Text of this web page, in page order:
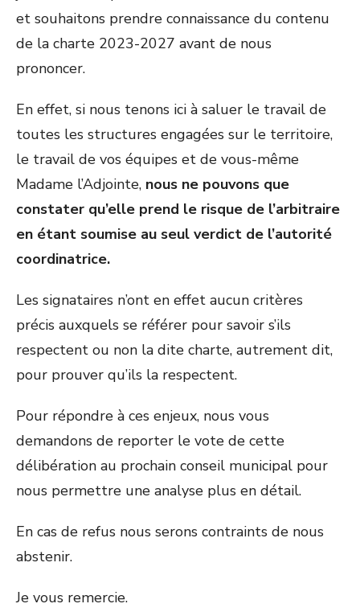
et souhaitons prendre connaissance du contenu
de la charte 2023-2027 avant de nous
prononcer.
En effet, si nous tenons ici à saluer le travail de
toutes les structures engagées sur le territoire,
le travail de vos équipes et de vous-même
Madame l’Adjointe, nous ne pouvons que
constater qu’elle prend le risque de l’arbitraire
en étant soumise au seul verdict de l’autorité
coordinatrice.
Les signataires n’ont en effet aucun critères
précis auxquels se référer pour savoir s’ils
respectent ou non la dite charte, autrement dit,
pour prouver qu’ils la respectent.
Pour répondre à ces enjeux, nous vous
demandons de reporter le vote de cette
délibération au prochain conseil municipal pour
nous permettre une analyse plus en détail.
En cas de refus nous serons contraints de nous
abstenir.
Je vous remercie.